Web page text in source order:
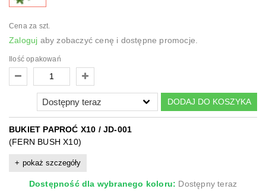
Cena za szt.
Zaloguj aby zobaczyć cenę i dostępne promocje.
Ilość opakowań
DODAJ DO KOSZYKA
BUKIET PAPROĆ X10 / JD-001
(FERN BUSH X10)
pokaż szczegóły
Dostępność dla wybranego koloru: Dostępny teraz